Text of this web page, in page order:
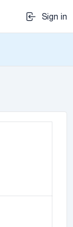
Sign in